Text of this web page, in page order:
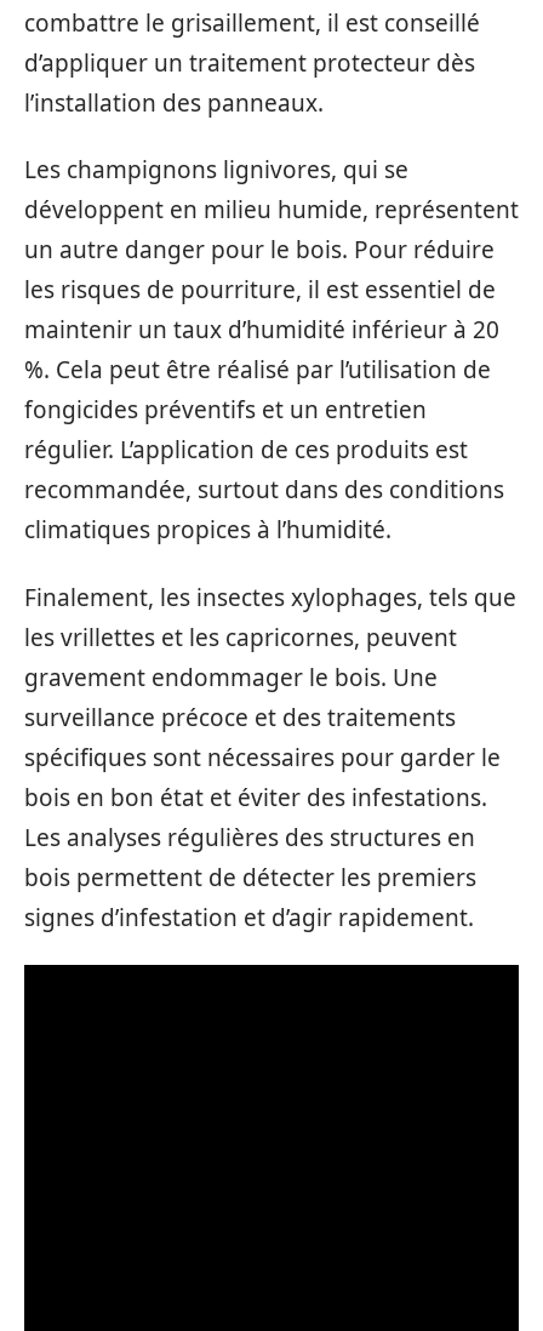
combattre le grisaillement, il est conseillé
d’appliquer un traitement protecteur dès
l’installation des panneaux.
Les champignons lignivores, qui se
développent en milieu humide, représentent
un autre danger pour le bois. Pour réduire
les risques de pourriture, il est essentiel de
maintenir un taux d’humidité inférieur à 20
%. Cela peut être réalisé par l’utilisation de
fongicides préventifs et un entretien
régulier. L’application de ces produits est
recommandée, surtout dans des conditions
climatiques propices à l’humidité.
Finalement, les insectes xylophages, tels que
les vrillettes et les capricornes, peuvent
gravement endommager le bois. Une
surveillance précoce et des traitements
spécifiques sont nécessaires pour garder le
bois en bon état et éviter des infestations.
Les analyses régulières des structures en
bois permettent de détecter les premiers
signes d’infestation et d’agir rapidement.